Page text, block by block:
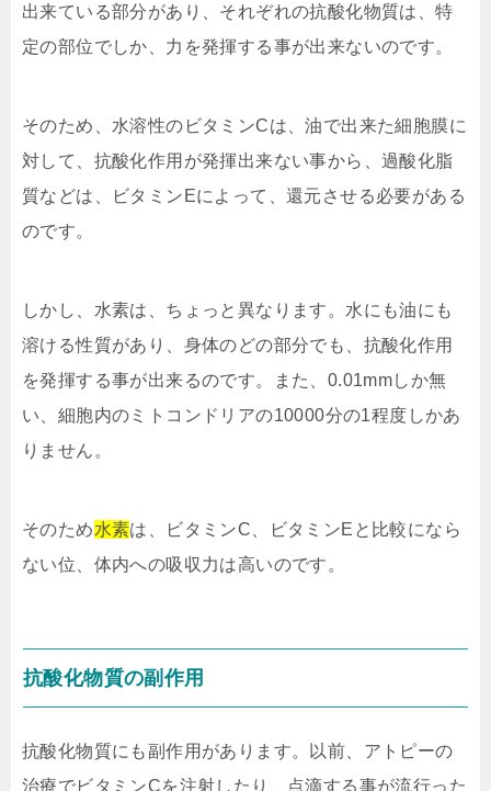
出来ている部分があり、それぞれの抗酸化物質は、特
定の部位でしか、力を発揮する事が出来ないのです。
そのため、水溶性のビタミンCは、油で出来た細胞膜に
対して、抗酸化作用が発揮出来ない事から、過酸化脂
質などは、ビタミンEによって、還元させる必要がある
のです。
しかし、水素は、ちょっと異なります。水にも油にも
溶ける性質があり、身体のどの部分でも、抗酸化作用
を発揮する事が出来るのです。また、0.01mmしか無
い、細胞内のミトコンドリアの10000分の1程度しかあ
りません。
そのため水素は、ビタミンC、ビタミンEと比較になら
ない位、体内への吸収力は高いのです。
抗酸化物質の副作用
抗酸化物質にも副作用があります。以前、アトピーの
治療でビタミンCを注射したり、点滴する事が流行った